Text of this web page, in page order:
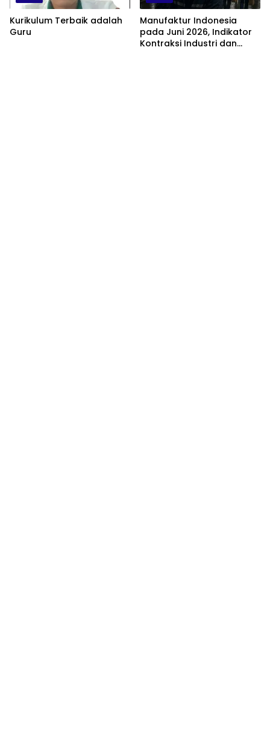
Kurikulum Terbaik adalah
Guru
Manufaktur Indonesia
pada Juni 2026, Indikator
Kontraksi Industri dan